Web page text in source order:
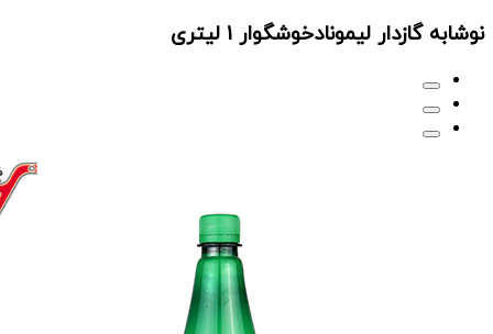
نوشابه گازدار لیمونادخوشگوار 1 لیتری